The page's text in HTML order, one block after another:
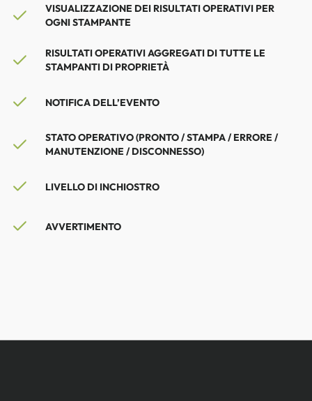
VISUALIZZAZIONE DEI RISULTATI OPERATIVI PER
OGNI STAMPANTE
RISULTATI OPERATIVI AGGREGATI DI TUTTE LE
STAMPANTI DI PROPRIETÀ
NOTIFICA DELL’EVENTO
STATO OPERATIVO (PRONTO / STAMPA / ERRORE /
MANUTENZIONE / DISCONNESSO)
LIVELLO DI INCHIOSTRO
AVVERTIMENTO